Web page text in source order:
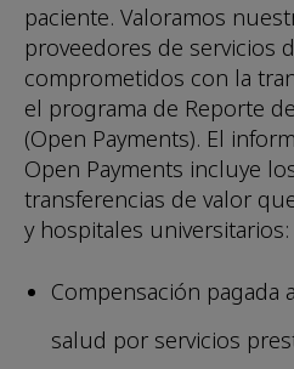
paciente. Valoramos
proveedores de servicios
comprometidos con la
el programa de Reporte
(Open Payments). El
Open Payments incluye
transferencias de valor
y hospitales universitarios:
Compensación pagada
salud por servicios